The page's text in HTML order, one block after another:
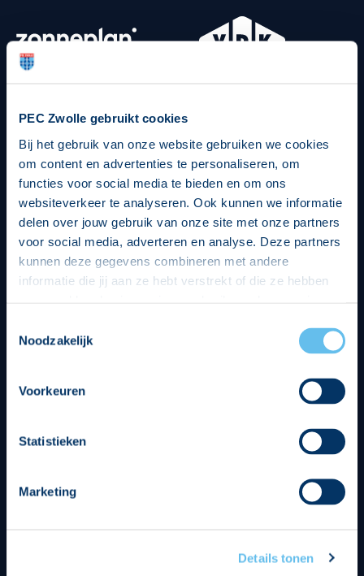
PEC Zwolle gebruikt cookies
Bij het gebruik van onze website gebruiken we cookies
om content en advertenties te personaliseren, om
functies voor social media te bieden en om ons
websiteverkeer te analyseren. Ook kunnen we informatie
delen over jouw gebruik van onze site met onze partners
voor social media, adverteren en analyse. Deze partners
kunnen deze gegevens combineren met andere
informatie die jij aan ze hebt verstrekt of die ze hebben
op een veilige en integere wijze. Je kunt je toestemming
beheren op de privacy- en cookieverklaring pagina.
Noodzakelijk
Voorkeuren
Statistieken
Marketing
Details tonen
Divisie partners
Tenuesponsoren